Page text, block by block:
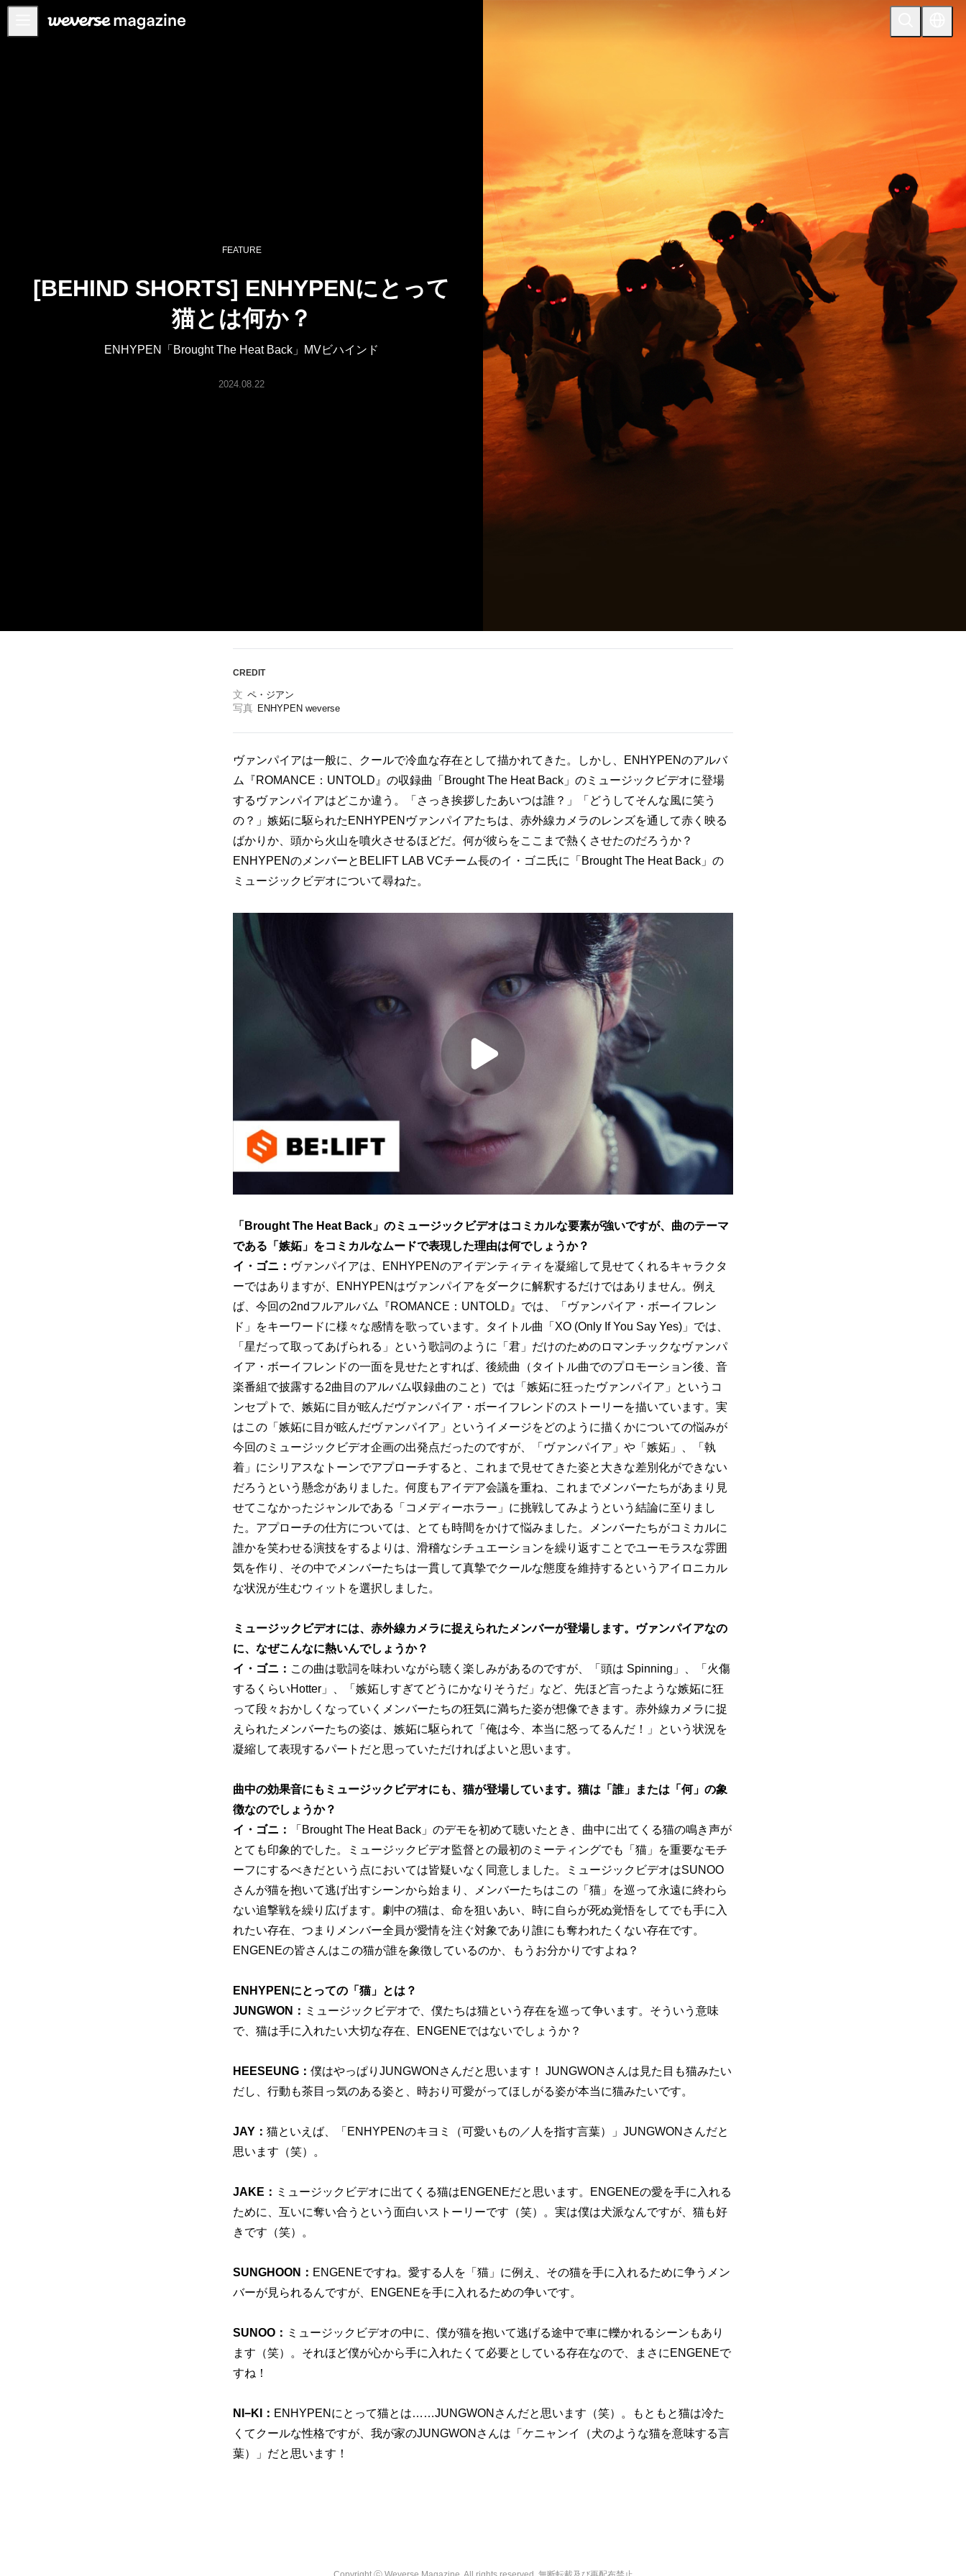
お知らせ
FEATURE
[BEHIND SHORTS] ENHYPENにとって
猫とは何か？
ENHYPEN「Brought The Heat Back」MVビハインド
2024.08.22
CREDIT
文 ペ・ジアン
写真 ENHYPEN weverse
ヴァンパイアは一般に、クールで冷血な存在として描かれてきた。しかし、ENHYPENのアルバ
ム『ROMANCE：UNTOLD』の収録曲「Brought The Heat Back」のミュージックビデオに登場
するヴァンパイアはどこか違う。「さっき挨拶したあいつは誰？」「どうしてそんな風に笑う
の？」嫉妬に駆られたENHYPENヴァンパイアたちは、赤外線カメラのレンズを通して赤く映る
ばかりか、頭から火山を噴火させるほどだ。何が彼らをここまで熱くさせたのだろうか？
ENHYPENのメンバーとBELIFT LAB VCチーム長のイ・ゴニ氏に「Brought The Heat Back」の
ミュージックビデオについて尋ねた。
「Brought The Heat Back」のミュージックビデオはコミカルな要素が強いですが、曲のテーマ
である「嫉妬」をコミカルなムードで表現した理由は何でしょうか？
イ・ゴニ： ヴァンパイアは、ENHYPENのアイデンティティを凝縮して見せてくれるキャラクタ
ーではありますが、ENHYPENはヴァンパイアをダークに解釈するだけではありません。例え
ば、今回の2ndフルアルバム『ROMANCE：UNTOLD』では、「ヴァンパイア・ボーイフレン
ド」をキーワードに様々な感情を歌っています。タイトル曲「XO (Only If You Say Yes)」では、
「星だって取ってあげられる」という歌詞のように「君」だけのためのロマンチックなヴァンパ
イア・ボーイフレンドの一面を見せたとすれば、後続曲（タイトル曲でのプロモーション後、音
楽番組で披露する2曲目のアルバム収録曲のこと）では「嫉妬に狂ったヴァンパイア」というコ
ンセプトで、嫉妬に目が眩んだヴァンパイア・ボーイフレンドのストーリーを描いています。実
はこの「嫉妬に目が眩んだヴァンパイア」というイメージをどのように描くかについての悩みが
今回のミュージックビデオ企画の出発点だったのですが、「ヴァンパイア」や「嫉妬」、「執
着」にシリアスなトーンでアプローチすると、これまで見せてきた姿と大きな差別化ができない
だろうという懸念がありました。何度もアイデア会議を重ね、これまでメンバーたちがあまり見
せてこなかったジャンルである「コメディーホラー」に挑戦してみようという結論に至りまし
た。アプローチの仕方については、とても時間をかけて悩みました。メンバーたちがコミカルに
誰かを笑わせる演技をするよりは、滑稽なシチュエーションを繰り返すことでユーモラスな雰囲
気を作り、その中でメンバーたちは一貫して真摯でクールな態度を維持するというアイロニカル
な状況が生むウィットを選択しました。
ミュージックビデオには、赤外線カメラに捉えられたメンバーが登場します。ヴァンパイアなの
に、なぜこんなに熱いんでしょうか？
イ・ゴニ： この曲は歌詞を味わいながら聴く楽しみがあるのですが、「頭は Spinning」、「火傷
するくらいHotter」、「嫉妬しすぎてどうにかなりそうだ」など、先ほど言ったような嫉妬に狂
って段々おかしくなっていくメンバーたちの狂気に満ちた姿が想像できます。赤外線カメラに捉
えられたメンバーたちの姿は、嫉妬に駆られて「俺は今、本当に怒ってるんだ！」という状況を
凝縮して表現するパートだと思っていただければよいと思います。
曲中の効果音にもミュージックビデオにも、猫が登場しています。猫は「誰」または「何」の象
徴なのでしょうか？
イ・ゴニ：
「Brought The Heat Back」のデモを初めて聴いたとき、曲中に出てくる猫の鳴き声が
とても印象的でした。ミュージックビデオ監督との最初のミーティングでも「猫」を重要なモチ
ーフにするべきだという点においては皆疑いなく同意しました。ミュージックビデオはSUNOO
さんが猫を抱いて逃げ出すシーンから始まり、メンバーたちはこの「猫」を巡って永遠に終わら
ない追撃戦を繰り広げます。劇中の猫は、命を狙いあい、時に自らが死ぬ覚悟をしてでも手に入
れたい存在、つまりメンバー全員が愛情を注ぐ対象であり誰にも奪われたくない存在です。
ENGENEの皆さんはこの猫が誰を象徴しているのか、もうお分かりですよね？
ENHYPENにとっての「猫」とは？
JUNGWON： ミュージックビデオで、僕たちは猫という存在を巡って争います。そういう意味
で、猫は手に入れたい大切な存在、ENGENEではないでしょうか？
HEESEUNG： 僕はやっぱりJUNGWONさんだと思います！ JUNGWONさんは見た目も猫みたい
だし、行動も茶目っ気のある姿と、時おり可愛がってほしがる姿が本当に猫みたいです。
JAY： 猫といえば、「ENHYPENのキヨミ（可愛いもの／人を指す言葉）」JUNGWONさんだと
思います（笑）。
JAKE： ミュージックビデオに出てくる猫はENGENEだと思います。ENGENEの愛を手に入れる
ために、互いに奪い合うという面白いストーリーです（笑）。実は僕は犬派なんですが、猫も好
きです（笑）。
SUNGHOON： ENGENEですね。愛する人を「猫」に例え、その猫を手に入れるために争うメン
バーが見られるんですが、ENGENEを手に入れるための争いです。
SUNOO： ミュージックビデオの中に、僕が猫を抱いて逃げる途中で車に轢かれるシーンもあり
ます（笑）。それほど僕が心から手に入れたくて必要としている存在なので、まさにENGENEで
すね！
NI−KI： ENHYPENにとって猫とは……JUNGWONさんだと思います（笑）。もともと猫は冷た
くてクールな性格ですが、我が家のJUNGWONさんは「ケニャンイ（犬のような猫を意味する言
葉）」だと思います！